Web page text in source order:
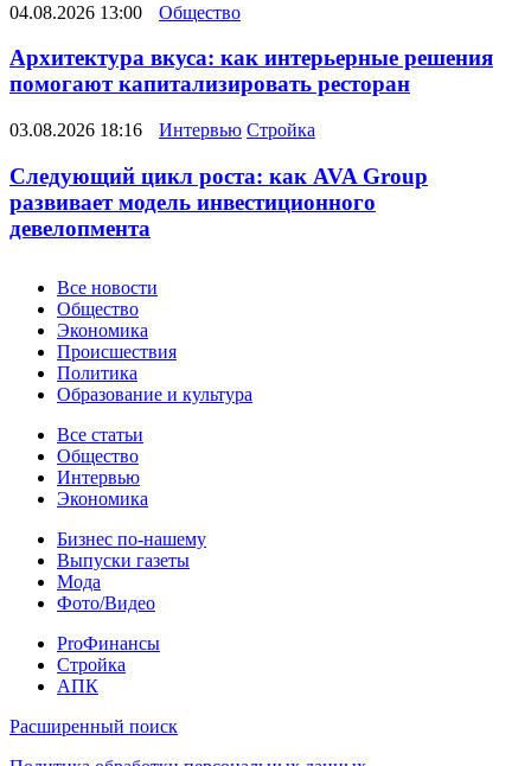
04.08.2026 13:00 Общество
Архитектура вкуса: как интерьерные решения
помогают капитализировать ресторан
03.08.2026 18:16 Интервью Стройка
Следующий цикл роста: как AVA Group
развивает модель инвестиционного
девелопмента
Новости
Все новости
Общество
Экономика
Происшествия
Политика
Образование и культура
Статьи
Все статьи
Общество
Интервью
Экономика
Разное
Бизнес по-нашему
Выпуски газеты
Мода
Фото/Видео
Pro
ProФинансы
Стройка
АПК
Информация
Расширенный поиск